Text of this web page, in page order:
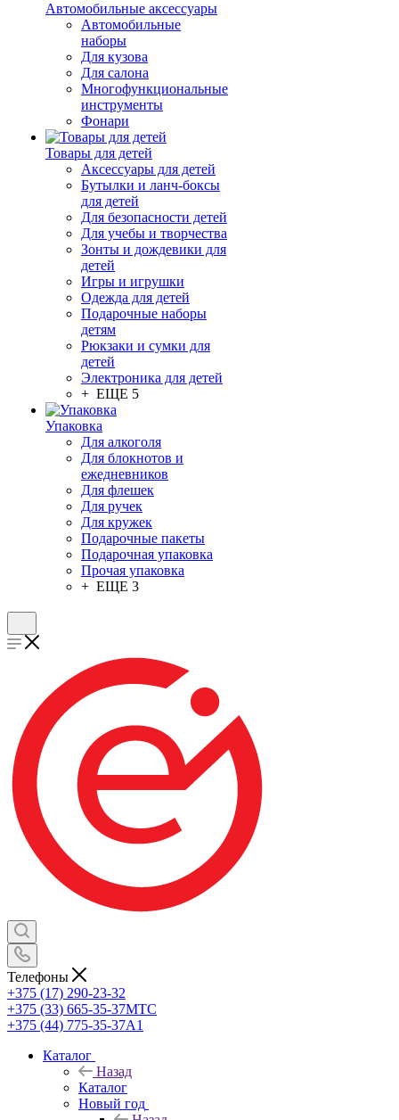
Автомобильные аксессуары
Автомобильные
наборы
Для кузова
Для салона
Многофункциональные
инструменты
Фонари
Товары для детей
Аксессуары для детей
Бутылки и ланч-боксы
для детей
Для безопасности детей
Для учебы и творчества
Зонты и дождевики для
детей
Игры и игрушки
Одежда для детей
Подарочные наборы
детям
Рюкзаки и сумки для
детей
Электроника для детей
+ ЕЩЕ 5
Упаковка
Для алкоголя
Для блокнотов и
ежедневников
Для флешек
Для ручек
Для кружек
Подарочные пакеты
Подарочная упаковка
Прочая упаковка
+ ЕЩЕ 3
Телефоны
+375 (17) 290-23-32
+375 (33) 665-35-37МТС
+375 (44) 775-35-37А1
Каталог
Назад
Каталог
Новый год